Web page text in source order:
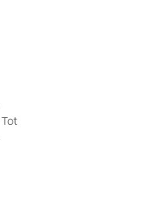
Tot